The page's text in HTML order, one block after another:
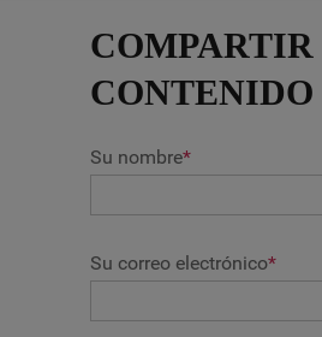
COMPARTIR
CONTENIDO
Su nombre*
Su correo electrónico*